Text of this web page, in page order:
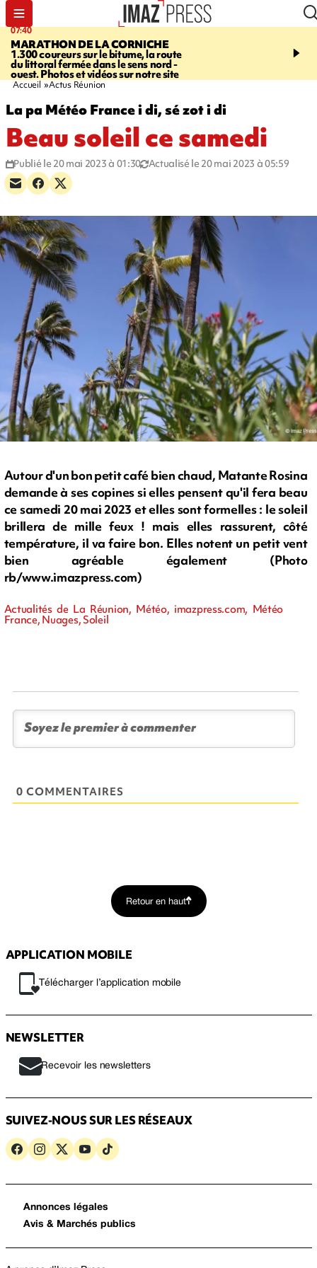
07:40
MARATHON DE LA CORNICHE
1.300 coureurs sur le bitume, la route
du littoral fermée dans le sens nord -
ouest. Photos et vidéos sur notre site
10:33
l’enfance - une
Accueil Actus Réunion
La pa Météo France i di, sé zot i di
Beau soleil ce samedi
Publié le 20 mai 2023 à 01:30 Actualisé le 20 mai 2023 à 05:59
Autour d'un bon petit café bien chaud, Matante Rosina
demande à ses copines si elles pensent qu'il fera beau
ce samedi 20 mai 2023 et elles sont formelles : le soleil
brillera de mille feux ! mais elles rassurent, côté
température, il va faire bon. Elles notent un petit vent
bien agréable également (Photo
rb/www.imazpress.com)
Actualités de La Réunion, Météo, imazpress.com, Météo
France, Nuages, Soleil
0 COMMENTAIRES
Retour en haut
APPLICATION MOBILE
Télécharger l’application mobile
NEWSLETTER
Recevoir les newsletters
SUIVEZ-NOUS SUR LES RÉSEAUX
Annonces légales
Avis & Marchés publics